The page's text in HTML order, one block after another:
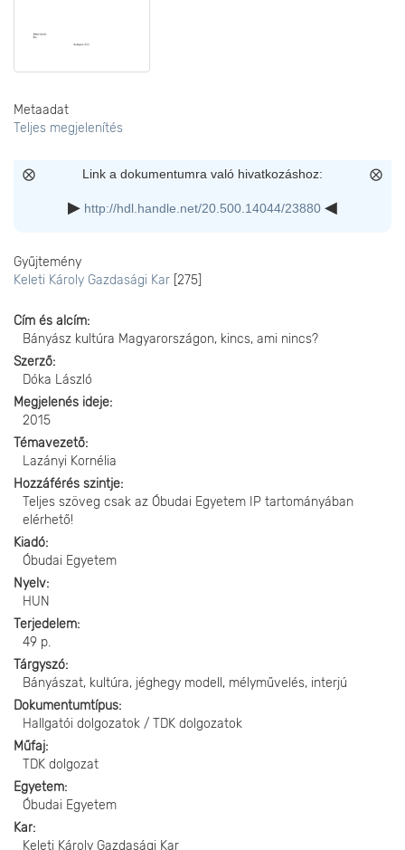
Metaadat
Teljes megjelenítés
Link a dokumentumra való hivatkozáshoz:
http://hdl.handle.net/20.500.14044/23880
Gyűjtemény
Keleti Károly Gazdasági Kar [275]
Cím és alcím
Bányász kultúra Magyarországon, kincs, ami nincs?
Szerző
Dóka László
Megjelenés ideje
2015
Témavezető
Lazányi Kornélia
Hozzáférés szintje
Teljes szöveg csak az Óbudai Egyetem IP tartományában
elérhető!
Kiadó
Óbudai Egyetem
Nyelv
HUN
Terjedelem
49 p.
Tárgyszó
Bányászat, kultúra, jéghegy modell, mélyművelés, interjú
Dokumentumtípus
Hallgatói dolgozatok / TDK dolgozatok
Műfaj
TDK dolgozat
Egyetem
Óbudai Egyetem
Kar
Keleti Károly Gazdasági Kar